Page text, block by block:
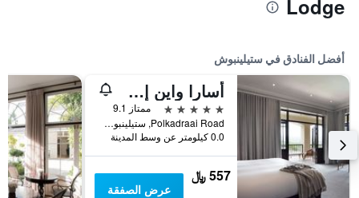
Lodge
أفضل الفنادق في ستيلينبوش
أسارا واين إستايت آند هوتل
5 نجوم
ممتاز 9.1
Polkadraai Road, ستيلينبوش, محافظة كيب الغربية, جنوب أفريقيا
0.0 كيلومتر عن وسط المدينة
557 ﷼
عرض الصفقة